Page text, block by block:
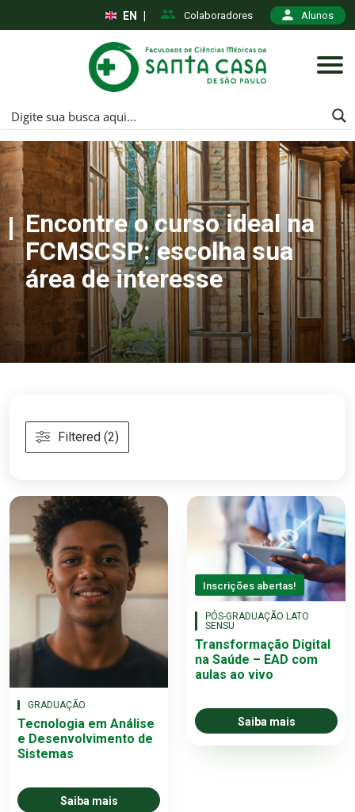
Colaboradores Alunos
EN
Encontre o curso ideal na
FCMSCSP: escolha sua
área de interesse
Filtered (2)
GRADUAÇÃO
Tecnologia em Análise
e Desenvolvimento de
Sistemas
Saiba mais
Inscrições abertas!
PÓS-GRADUAÇÃO LATO
SENSU
Transformação Digital
na Saúde – EAD com
aulas ao vivo
Saiba mais